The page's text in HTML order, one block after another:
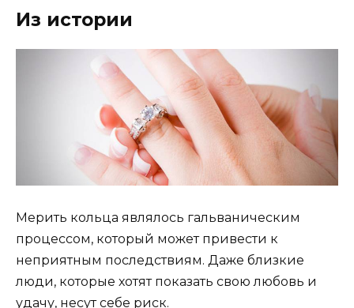
Из истории
Мерить кольца являлось гальваническим
процессом, который может привести к
неприятным последствиям. Даже близкие
люди, которые хотят показать свою любовь и
удачу, несут себе риск.